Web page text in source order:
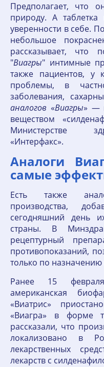
Предполагает, что
природу. А
уверенности в себе.
небольшое
рассказывает, что
"Виагры" интимные
также пациентов, у
проблемы, в
заболевания,
аналогов «Виагры» —
веществом
Министерстве
«Интерфакс».
Аналоги
самые
Есть также
производства,
сегодняшний день
страны. В
рецептурный
противопоказаний,
только по назначению
Ранее 15
американская
«Виатрис»
«Виагра» в форме
рассказали, что
локализовано в
лекарственных
лекарств с